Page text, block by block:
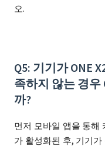
오.
Q5: 기기가 ONE
족하지 않는 경우
까?
먼저 모바일 앱을 통해
가 활성화된 후, 기기